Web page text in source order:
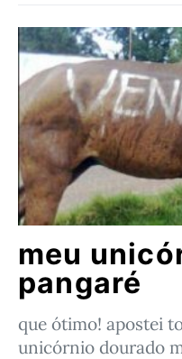
meu
pangaré
que ótimo! apostei
unicórnio dourado